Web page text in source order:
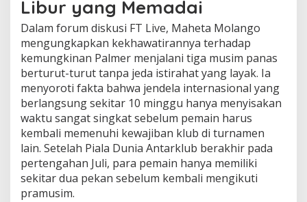
Libur yang Memadai
Dalam forum diskusi FT Live, Maheta Molango
mengungkapkan kekhawatirannya terhadap
kemungkinan Palmer menjalani tiga musim panas
berturut-turut tanpa jeda istirahat yang layak. Ia
menyoroti fakta bahwa jendela internasional yang
berlangsung sekitar 10 minggu hanya menyisakan
waktu sangat singkat sebelum pemain harus
kembali memenuhi kewajiban klub di turnamen
lain. Setelah Piala Dunia Antarklub berakhir pada
pertengahan Juli, para pemain hanya memiliki
sekitar dua pekan sebelum kembali mengikuti
pramusim.